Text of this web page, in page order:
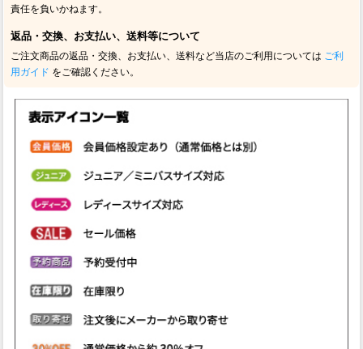
責任を負いかねます。
返品・交換、お支払い、送料等について
ご注文商品の返品・交換、お支払い、送料など当店のご利用については ご利
用ガイド をご確認ください。